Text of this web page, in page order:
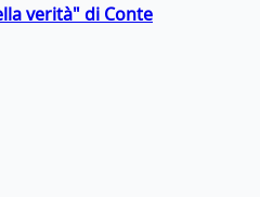
verità" di Conte